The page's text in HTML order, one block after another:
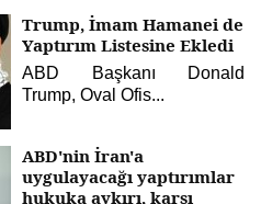
Trump, İmam Hamanei de
Yaptırım Listesine Ekledi
ABD Başkanı Donald
Trump, Oval Ofis...
ABD'nin İran'a
uygulayacağı yaptırımlar
hukuka aykırı, karşı